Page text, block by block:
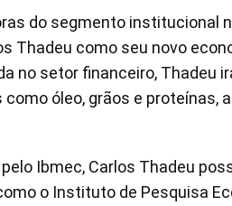
do segmento institucional
Thadeu como seu novo
no setor financeiro, Thadeu
óleo, grãos e proteínas,
Ibmec, Carlos Thadeu
o Instituto de Pesquisa